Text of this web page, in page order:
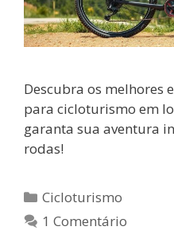
Descubra os melhores
para cicloturismo em
garanta sua aventura
rodas!
Categorias
Cicloturismo
1 Comentário